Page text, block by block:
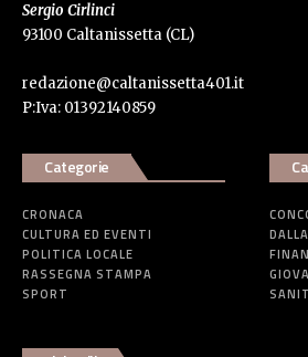
Sergio Cirlinci
93100 Caltanissetta (CL)
redazione@caltanissetta401.it
P:Iva: 01392140859
Categorie
CRONACA
CULTURA ED EVENTI
POLITICA LOCALE
RASSEGNA STAMPA
SPORT